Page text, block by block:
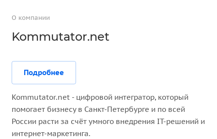
О компании
Kommutator.net
Подробнее
Kommutator.net - цифровой интегратор, который
помогает бизнесу в Санкт-Петербурге и по всей
России расти за счёт умного внедрения IT-решений и
интернет-маркетинга.